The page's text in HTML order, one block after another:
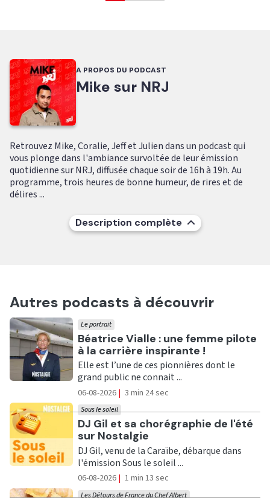
A PROPOS DU PODCAST
Mike sur NRJ
Retrouvez Mike, Coralie, Jeff et Julien dans un podcast qui
vous plonge dans l'ambiance survoltée de leur émission
quotidienne sur NRJ, diffusée chaque soir de 16h à 19h. Au
programme, trois heures de bonne humeur, de rires et de
délires ...
Description complète
Autres podcasts à découvrir
Ecouter
Béatrice Vialle : une femme pilote
à la carrière inspirante !
Le portrait
Elle est l’une de ces pionnières dont le
grand public ne connait ...
06-08-2026 | 3 min 24 sec
Ecouter
DJ Gil et sa chorégraphie de l'été
sur Nostalgie
Sous le soleil
DJ Gil, venu de la Caraïbe, débarque dans
l'émission Sous le soleil ...
06-08-2026 | 1 min 13 sec
Les Détours de France du Chef Albert